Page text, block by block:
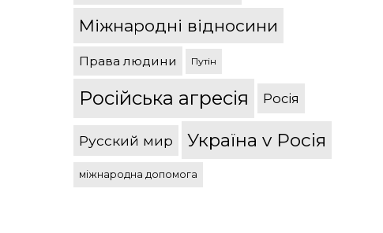
Міжнародні відносини
Права людини Путін
Російська агресія Росія
Русский мир Україна v Росія
міжнародна допомога